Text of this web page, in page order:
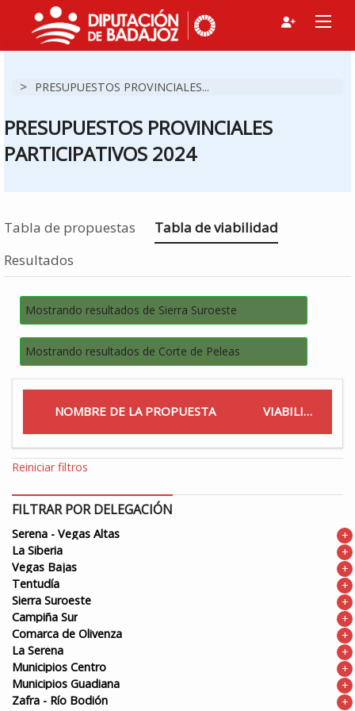
> PRESUPUESTOS PROVINCIALES...
PRESUPUESTOS PROVINCIALES
PARTICIPATIVOS 2024
Tabla de propuestas Estás en
Tabla de viabilidad
Resultados
Mostrando resultados de Sierra Suroeste
Mostrando resultados de Corte de Peleas
NOMBRE DE LA PROPUESTA VIABILIDAD
Reiniciar filtros
FILTRAR POR DELEGACIÓN